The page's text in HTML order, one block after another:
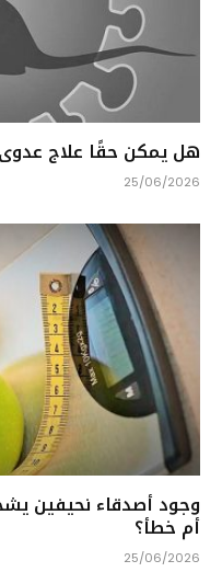
هل يمكن حقًا علاج
25/06/2026
وجود أصدقاء نحيفين
أم خطأ؟
25/06/2026